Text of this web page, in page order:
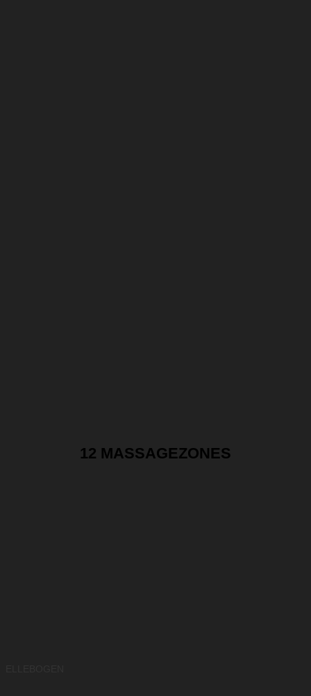
12 MASSAGEZONES